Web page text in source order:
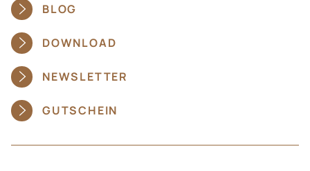
BLOG
DOWNLOAD
NEWSLETTER
GUTSCHEIN